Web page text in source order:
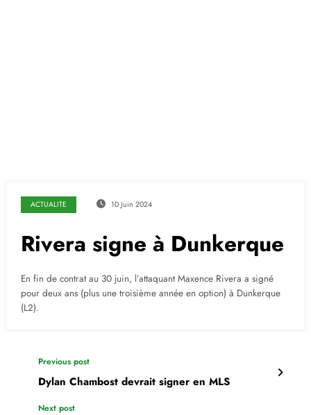
ACTUALITE 10 Juin 2024
Rivera signe à Dunkerque
En fin de contrat au 30 juin, l’attaquant Maxence Rivera a signé
pour deux ans (plus une troisième année en option) à Dunkerque
(L2).
Previous post
Dylan Chambost devrait signer en MLS
Next post